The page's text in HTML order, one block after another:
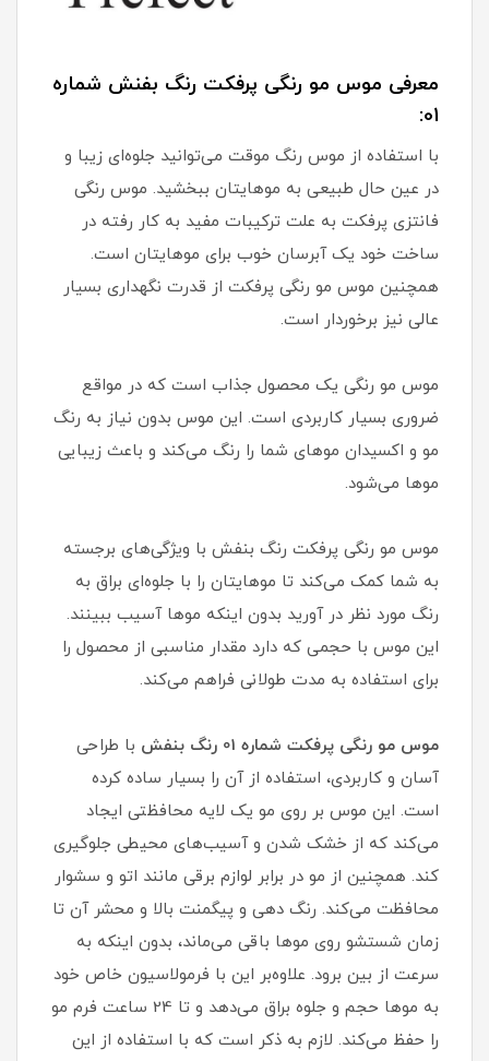
معرفی موس مو رنگی پرفکت رنگ بفنش شماره
01:
با استفاده از موس رنگ موقت می‌توانید جلوه‌ای زیبا و
در عین حال طبیعی به موهایتان ببخشید. موس رنگی
فانتزی پرفکت به علت ترکیبات مفید به کار رفته در
ساخت خود یک آبرسان خوب برای موهایتان است.
همچنین موس مو رنگی پرفکت از قدرت نگهداری بسیار
عالی نیز برخوردار است.
موس مو رنگی یک محصول جذاب است که در مواقع
ضروری بسیار کاربردی است. این موس بدون نیاز به رنگ
مو و اکسیدان موهای شما را رنگ می‌کند و باعث زیبایی
موها می‌شود.
موس مو رنگی پرفکت رنگ بنفش با ویژگی‌های برجسته
به شما کمک می‌کند تا موهایتان را با جلوه‌ای براق به
رنگ مورد نظر در آورید بدون اینکه موها آسیب ببینند.
این موس با حجمی که دارد مقدار مناسبی از محصول را
برای استفاده به مدت طولانی فراهم می‌کند.
موس مو رنگی پرفکت شماره 01 رنگ بنفش
با طراحی
آسان و کاربردی، استفاده از آن را بسیار ساده کرده
است. این موس بر روی مو یک لایه محافظتی ایجاد
می‌کند که از خشک شدن و آسیب‌های محیطی جلوگیری
کند. همچنین از مو در برابر لوازم برقی مانند اتو و سشوار
محافظت می‌کند. رنگ دهی و پیگمنت بالا و محشر آن تا
زمان شستشو روی موها باقی می‌ماند، بدون اینکه به
سرعت از بین برود. علاوه‌بر این با فرمولاسیون خاص خود
به موها حجم و جلوه براق می‌دهد و تا 24 ساعت فرم مو
را حفظ می‌کند. لازم به ذکر است که با استفاده از این